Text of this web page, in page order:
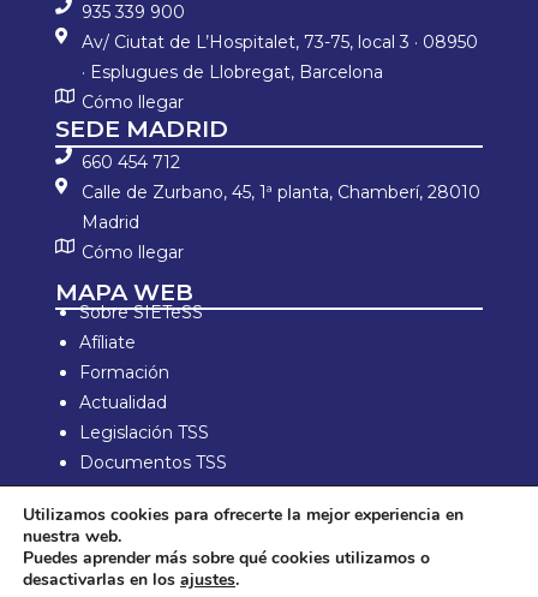
935 339 900
Av/ Ciutat de L’Hospitalet, 73-75, local 3 · 08950
· Esplugues de Llobregat, Barcelona
Cómo llegar
SEDE MADRID
660 454 712
Calle de Zurbano, 45, 1ª planta, Chamberí, 28010
Madrid
Cómo llegar
MAPA WEB
Sobre SIETeSS
Afíliate
Formación
Actualidad
Legislación TSS
Documentos TSS
Información laboral
Zona de Socios
Aviso Legal y política de privacidad
Política de compra y devolución
Utilizamos cookies para ofrecerte la mejor experiencia en
nuestra web.
Puedes aprender más sobre qué cookies utilizamos o
desactivarlas en los ajustes.